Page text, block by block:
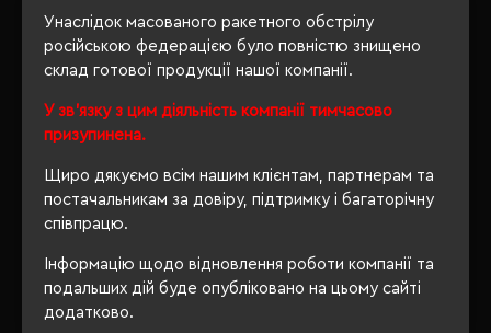
Унаслідок масованого ракетного обстрілу
російською федерацією було повністю знищено
склад готової продукції нашої компанії.
У зв'язку з цим діяльність компанії тимчасово
призупинена.
Щиро дякуємо всім нашим клієнтам, партнерам та
постачальникам за довіру, підтримку і багаторічну
співпрацю.
Інформацію щодо відновлення роботи компанії та
подальших дій буде опубліковано на цьому сайті
додатково.
Сертифікація
PETA-Approved Vegan
ВІДГУКИ
РЕКОМЕНДУЄМО